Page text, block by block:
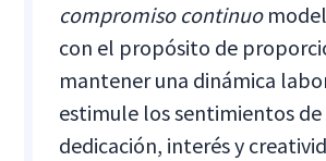
compromiso continuo
con el propósito de
mantener una dinámica
estimule los sentimientos
dedicación, interés y